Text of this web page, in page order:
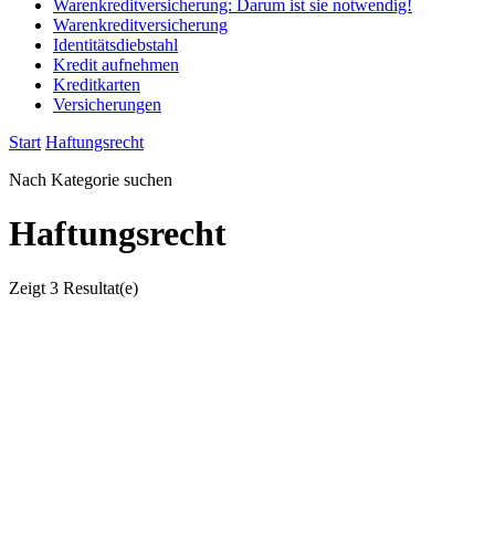
Warenkreditversicherung: Darum ist sie notwendig!
Warenkreditversicherung
Identitätsdiebstahl
Kredit aufnehmen
Kreditkarten
Versicherungen
Start Haftungsrecht
Nach Kategorie suchen
Haftungsrecht
Zeigt 3 Resultat(e)